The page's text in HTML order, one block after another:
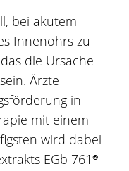
bei akutem
Innenohrs zu
die Ursache
Ärzte
in
mit einem
wird dabei
EGb 761®